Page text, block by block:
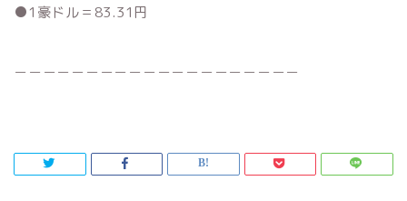
●1豪ドル＝83.31円